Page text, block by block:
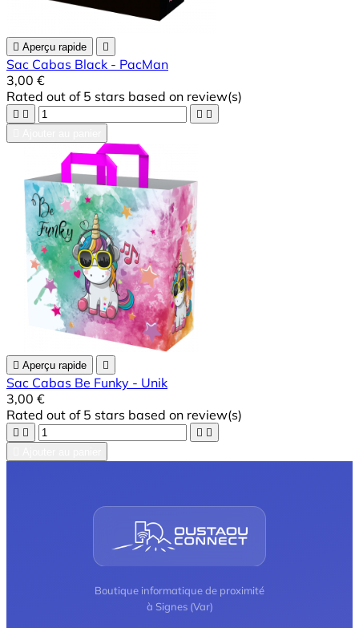
 Aperçu rapide 
Sac Cabas Black - PacMan
3,00 €
Rated out of 5 stars based on review(s)
   
 Aperçu rapide 
Sac Cabas Be Funky - Unik
3,00 €
Rated out of 5 stars based on review(s)
   
Boutique informatique de proximité
à Signes (Var)